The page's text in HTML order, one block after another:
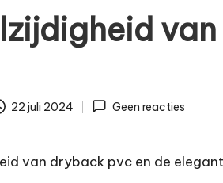
22 juli 2024 Geen reacties